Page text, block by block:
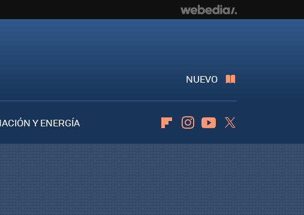
NUEVO
Y ENERGÍA
FlipboardInstagramYoutube